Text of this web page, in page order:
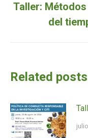
Taller:
del
Related posts